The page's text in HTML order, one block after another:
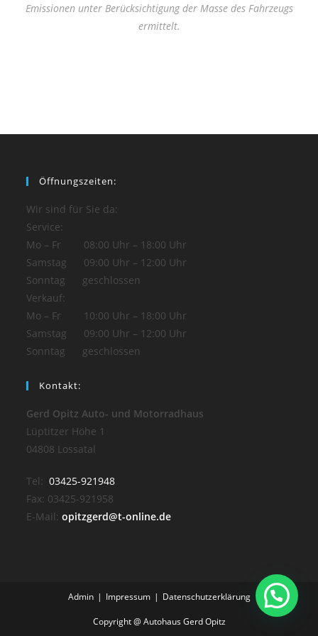
Emissionen unter Berücksichtigung der Masse des Fahrzeugs
ermittelt.
Öffnungszeiten:
Wir sind für Sie da:
Service:
Mo – Fr 08:00 Uhr – 18:00 Uhr
Samstag 09:00 Uhr – 12:00 Uhr
Sonntag geschlossen
Verkauf:
Mo – Fr 10:00 Uhr – 18:00 Uhr
Samstag 09:00 Uhr – 12:00 Uhr
Sonntag geschlossen
Kontakt:
Gerd Opitz Auto- und Motorradhaus
Lüptitzer Höhe 1
04808 Lossatal
Tel:03425-921948
Fax: 03425-921958
E-Mail:opitzgerd@t-online.de
Admin Impressum Datenschutzerklärung
Copyright @ Autohaus Gerd Opitz